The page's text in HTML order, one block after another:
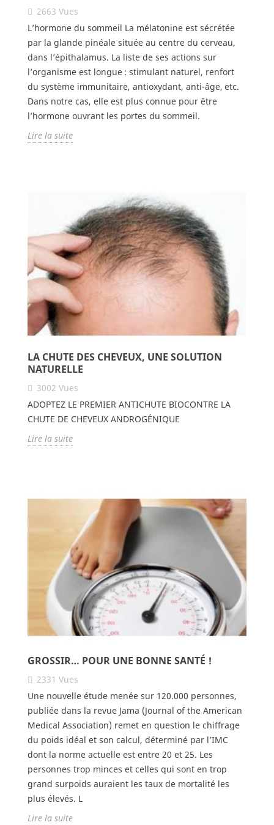
2663 Vues
L’hormone du sommeil La mélatonine est sécrétée
par la glande pinéale située au centre du cerveau,
dans l’épithalamus. La liste de ses actions sur
l’organisme est longue : stimulant naturel, renfort
du système immunitaire, antioxydant, anti-âge, etc.
Dans notre cas, elle est plus connue pour être
l’hormone ouvrant les portes du sommeil.
Lire la suite
LA CHUTE DES CHEVEUX, UNE SOLUTION
NATURELLE
3002 Vues
ADOPTEZ LE PREMIER ANTICHUTE BIOCONTRE LA
CHUTE DE CHEVEUX ANDROGÉNIQUE
Lire la suite
GROSSIR… POUR UNE BONNE SANTÉ !
2331 Vues
Une nouvelle étude menée sur 120.000 personnes,
publiée dans la revue Jama (Journal of the American
Medical Association) remet en question le chiffrage
du poids idéal et son calcul, déterminé par l’IMC
dont la norme actuelle est entre 20 et 25. Les
personnes trop minces et celles qui sont en trop
grand surpoids auraient les taux de mortalité les
plus élevés. L
Lire la suite